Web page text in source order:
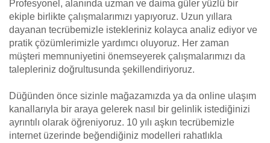
Profesyonel, alanında uzman ve daima güler yüzlü bir
ekiple birlikte çalışmalarımızı yapıyoruz. Uzun yıllara
dayanan tecrübemizle istekleriniz kolayca analiz ediyor ve
pratik çözümlerimizle yardımcı oluyoruz. Her zaman
müşteri memnuniyetini önemseyerek çalışmalarımızı da
talepleriniz doğrultusunda şekillendiriyoruz.
Düğünden önce sizinle mağazamızda ya da online ulaşım
kanallarıyla bir araya gelerek nasıl bir gelinlik istediğinizi
ayrıntılı olarak öğreniyoruz. 10 yılı aşkın tecrübemizle
internet üzerinde beğendiğiniz modelleri rahatlıkla